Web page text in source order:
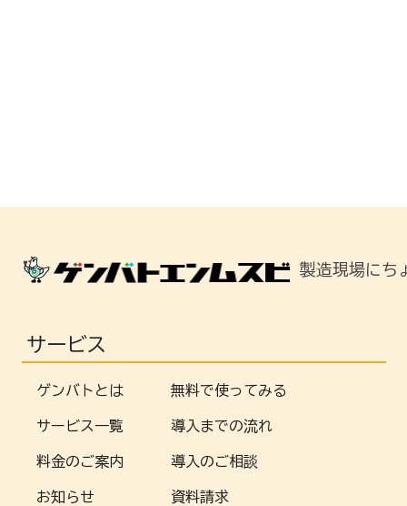
製造現場にち
サービス
ゲンバトとは
サービス一覧
料金のご案内
お知らせ
無料で使ってみる
導入までの流れ
導入のご相談
資料請求